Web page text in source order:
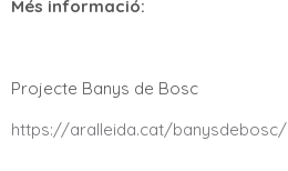
Més informació:
Projecte Banys de Bosc
https://aralleida.cat/banysdebosc/